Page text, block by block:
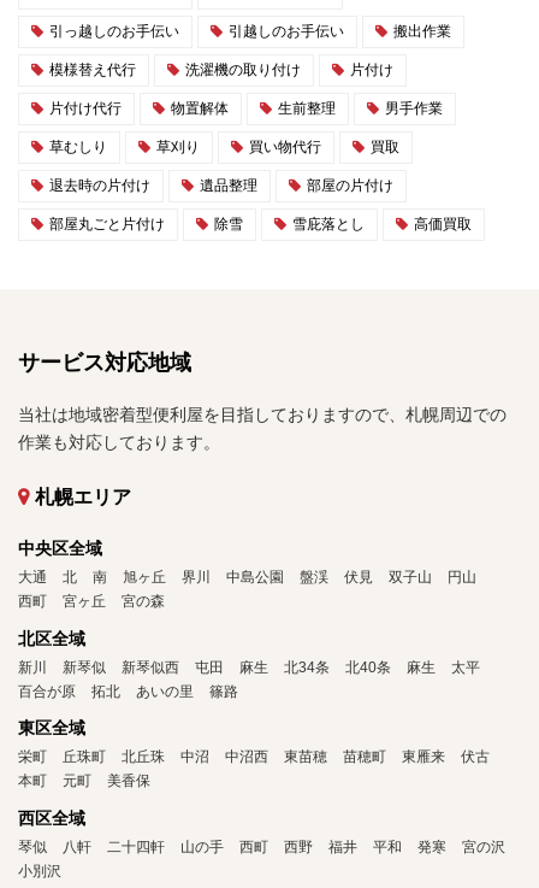
引っ越しのお手伝い 引越しのお手伝い 搬出作業
模様替え代行 洗濯機の取り付け 片付け
片付け代行 物置解体 生前整理 男手作業
草むしり 草刈り 買い物代行 買取
退去時の片付け 遺品整理 部屋の片付け
部屋丸ごと片付け 除雪 雪庇落とし 高価買取
サービス対応地域
当社は地域密着型便利屋を目指しておりますので、札幌周辺での
作業も対応しております。
札幌エリア
中央区全域
大通 北 南 旭ヶ丘 界川 中島公園 盤渓 伏見 双子山
円山
西町
宮ヶ丘 宮の森
北区全域
新川 新琴似 新琴似西 屯田 麻生 北34条 北40条 麻生
太平
百合が原
拓北 あいの里 篠路
東区全域
栄町 丘珠町 北丘珠 中沼 中沼西 東苗穂 苗穂町 東雁来
伏古
本町
元町 美香保
西区全域
琴似 八軒 二十四軒 山の手 西町 西野 福井 平和 発寒
宮の沢
小別沢